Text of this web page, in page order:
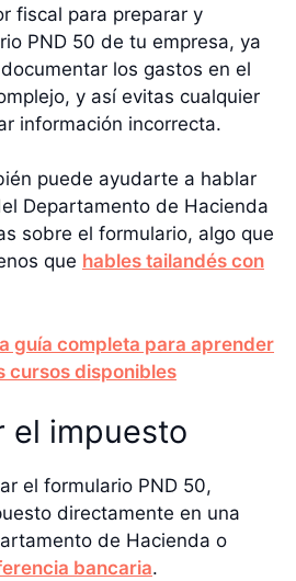
fiscal para preparar y
PND 50 de tu empresa, ya
los gastos en el
y así evitas cualquier
información incorrecta.
puede ayudarte a hablar
Departamento de Hacienda
sobre el formulario, algo que
que hables tailandés con
guía completa para aprender
cursos disponibles
el impuesto
el formulario PND 50,
directamente en una
de Hacienda o
bancaria.